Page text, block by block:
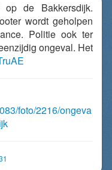
de Bakkersdijk.
wordt geholpen
Politie ook ter
ongeval. Het
foto/2216/ongeva